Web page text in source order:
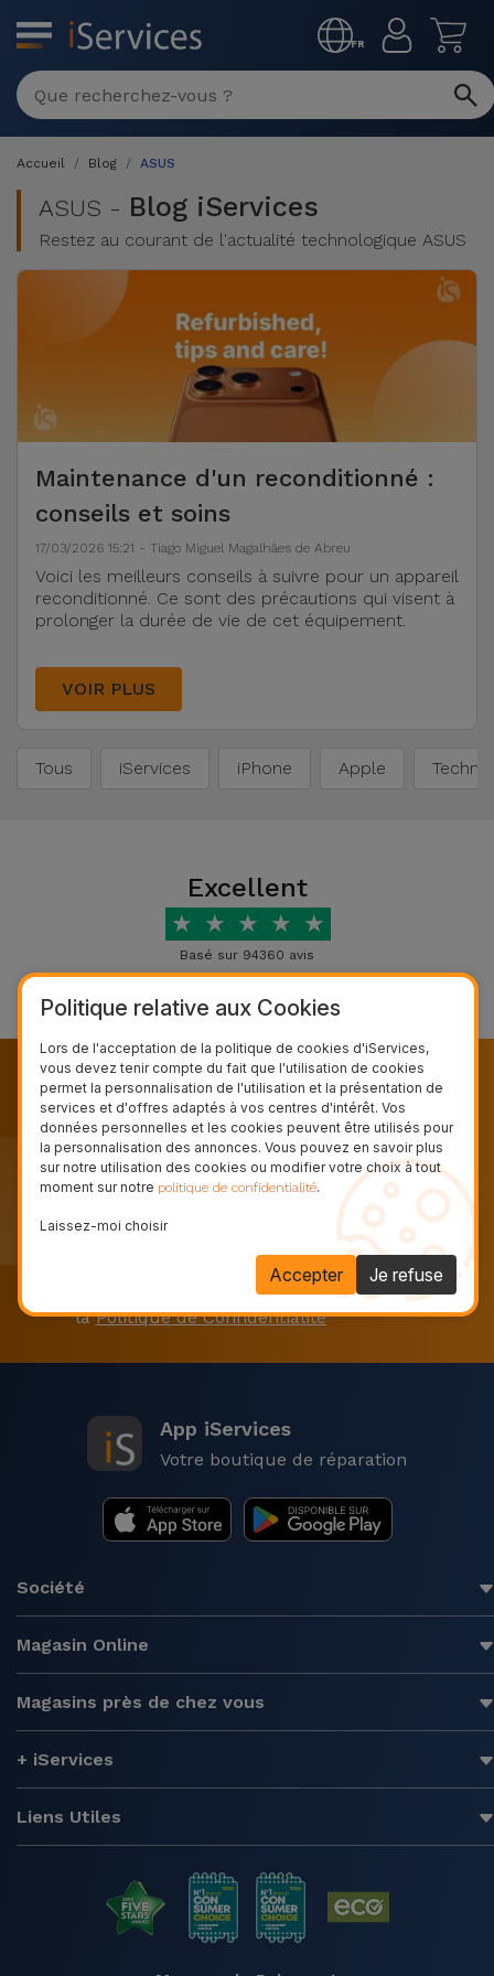
FR
MENU
Réparation
Multimarque
Différentes
Causes de
Macbook
/ iMac
Samsung
Xiaomi
Huawei
TCL
Autres
Marques
Voir
tout
iPhone
Reconditionnés
MacBooks
iPads
Reconditionnés
Apple Watch
Samsungs
Reconditionnés
iMacs
Reconditionnés
Consoles de
Produits
Nouveautés
Câbles
Adaptateurs
Coques et
Protections
Batteries
et
Bracelets
Chaînes
de
Téléphone
Maison
Étuis et Sacs
Traceurs et
Accessoires
Auto et
Vélo
Accessoires
d'ordinateur
Accessoires
iPad et
Tablette
Magasins
Accueil Blog ASUS
ASUS - Blog iServices
Restez au courant de l'actualité technologique ASUS
Maintenance d'un reconditionné :
conseils et soins
17/03/2026 15:21 - Tiago Miguel Magalhães de Abreu
Voici les meilleurs conseils à suivre pour un appareil
reconditionné. Ce sont des précautions qui visent à
prolonger la durée de vie de cet équipement.
VOIR PLUS
Tous iServices iPhone Apple
Excellent
★ ★ ★ ★ ★
Basé sur 94360 avis
Recevez nos nouveautés, nos
campagnes et nos offres exclusives.
Abonnez-vous à notre newsletter et restez
informé
J’ai lu et j’accepte lesConditions Généraleset
laPolitique de Confidentialité
App iServices
Votre boutique de réparation
Société
Magasin Online
Magasins près de chez vous
+ iServices
Liens Utiles
Politique relative aux Cookies
Lors de l'acceptation de la politique de cookies d'iServices,
vous devez tenir compte du fait que l'utilisation de cookies
permet la personnalisation de l'utilisation et la présentation de
services et d'offres adaptés à vos centres d'intérêt. Vos
données personnelles et les cookies peuvent être utilisés pour
la personnalisation des annonces. Vous pouvez en savoir plus
sur notre utilisation des cookies ou modifier votre choix à tout
moment sur notre politique de confidentialité.
Laissez-moi choisir
Je refuse
Accepter